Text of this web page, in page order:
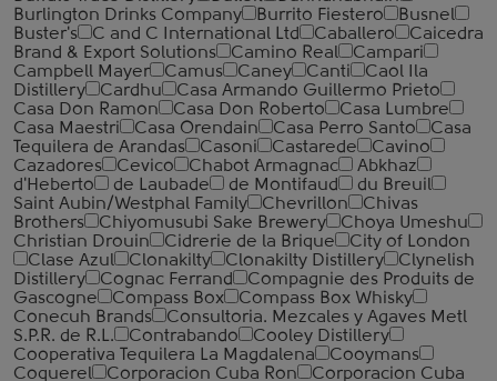
Burlington Drinks Company
Burrito Fiestero
Busnel
Buster's
C and C International Ltd Caballero
Caicedra
Brand & Export Solutions
Camino Real
Campari
Campbell Mayer
Camus Caney Canti
Caol Ila
Distillery
Cardhu
Casa Armando Guillermo Prieto
Casa Don Ramon
Casa Don Roberto
Casa Lumbre
Casa Maestri
Casa Orendain Casa Perro Santo
Casa
Tequilera de Arandas
Casoni Castarede
Cavino
Cazadores
Cevico Chabot Armagnac
Abkhaz
d'Heberto
de Laubade de Montifaud
du Breuil
Saint Aubin/Westphal Family
Chevrillon
Chivas
Brothers
Chiyomusubi Sake Brewery
Choya Umeshu
Christian Drouin
Cidrerie de la Brique
City of London
Clase Azul
Clonakilty Clonakilty Distillery
Clynelish
Distillery
Cognac Ferrand
Compagnie des Produits de
Gascogne
Compass Box
Compass Box Whisky
Conecuh Brands
Consultoria. Mezcales y Agaves Metl
S.P.R. de R.L.
Contrabando
Cooley Distillery
Cooperativa Tequilera La Magdalena
Cooymans
Coquerel
Corporacion Cuba Ron
Corporacion Cuba